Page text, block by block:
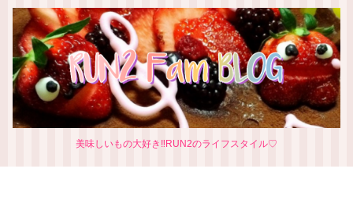
美味しいもの大好き‼RUN2のライフスタイル♡